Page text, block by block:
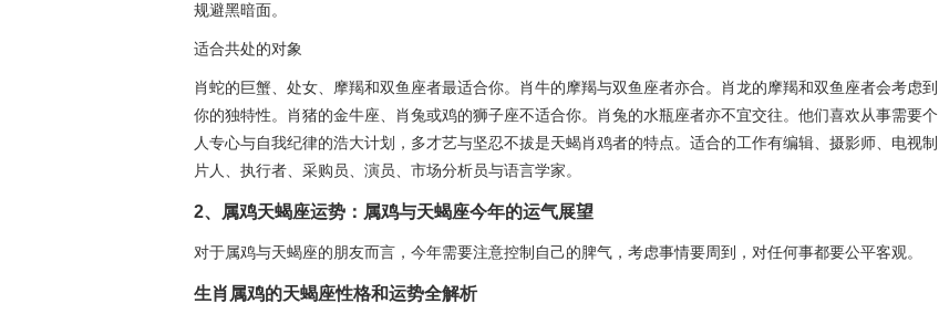
规避黑暗面。
适合共处的对象
肖蛇的巨蟹、处女、摩羯和双鱼座者最适合你。肖牛的摩羯与双鱼座者亦合。肖龙的摩羯和双鱼座者会考虑到
你的独特性。肖猪的金牛座、肖兔或鸡的狮子座不适合你。肖兔的水瓶座者亦不宜交往。他们喜欢从事需要个
人专心与自我纪律的浩大计划，多才艺与坚忍不拔是天蝎肖鸡者的特点。适合的工作有编辑、摄影师、电视制
片人、执行者、采购员、演员、市场分析员与语言学家。
2、属鸡天蝎座运势：属鸡与天蝎座今年的运气展望
对于属鸡与天蝎座的朋友而言，今年需要注意控制自己的脾气，考虑事情要周到，对任何事都要公平客观。
生肖属鸡的天蝎座性格和运势全解析